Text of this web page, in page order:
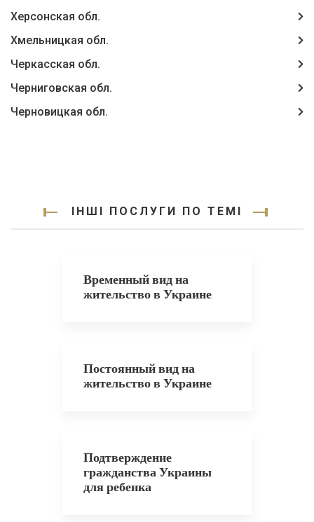
Херсонская обл.
Хмельницкая обл.
Черкасская обл.
Черниговская обл.
Черновицкая обл.
ІНШІ ПОСЛУГИ ПО ТЕМІ
Временный вид на
жительство в Украине
Постоянный вид на
жительство в Украине
Подтверждение
гражданства Украины
для ребенка